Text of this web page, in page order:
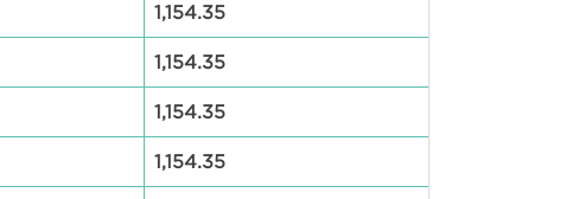
1,154.35
1,154.35
1,154.35
1,154.35